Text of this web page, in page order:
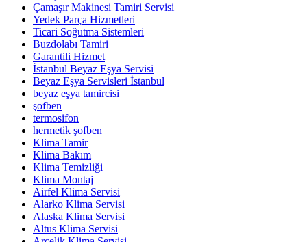
Çamaşır Makinesi Tamiri Servisi
Yedek Parça Hizmetleri
Ticari Soğutma Sistemleri
Buzdolabı Tamiri
Garantili Hizmet
İstanbul Beyaz Eşya Servisi
Beyaz Eşya Servisleri İstanbul
beyaz eşya tamircisi
şofben
termosifon
hermetik şofben
Klima Tamir
Klima Bakım
Klima Temizliği
Klima Montaj
Airfel Klima Servisi
Alarko Klima Servisi
Alaska Klima Servisi
Altus Klima Servisi